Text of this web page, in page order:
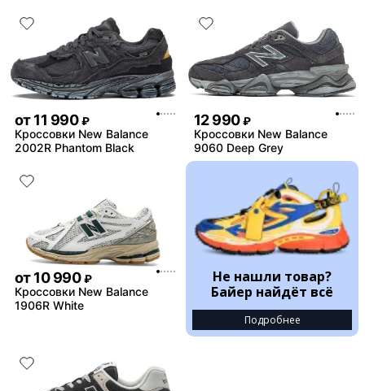
от11 990 ₽
Кроссовки New Balance
2002R Phantom Black
12 990 ₽
Кроссовки New Balance
9060 Deep Grey
от10 990 ₽
Кроссовки New Balance
1906R White
Не нашли товар?
Байер найдёт всё
Подробнее